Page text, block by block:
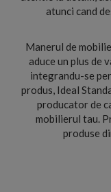
atunci cand
Manerul de
aduce un plus de
integrandu-se
produs, Ideal
producator de
mobilierul tau.
produse